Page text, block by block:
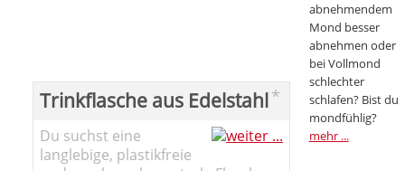
abnehmendem
Mond besser
abnehmen oder
bei Vollmond
schlechter
schlafen? Bist du
mondfühlig?
mehr ...
Trinkflasche aus Edelstahl*
Du suchst eine
langlebige, plastikfreie